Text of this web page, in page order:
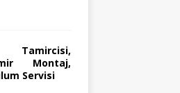
Montaj,
Servisi